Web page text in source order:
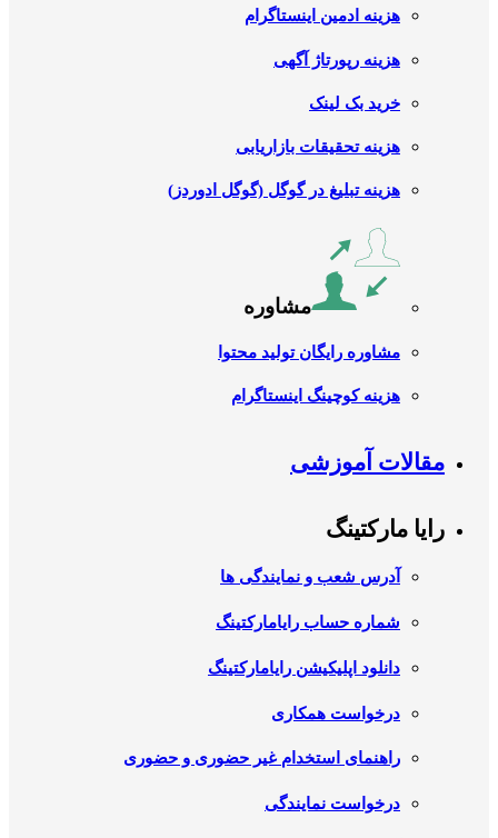
هزینه ادمین اینستاگرام
هزینه رپورتاژ آگهی
خرید بک لینک
هزینه تحقیقات بازاریابی
هزینه تبلیغ در گوگل (گوگل ادوردز)
مشاوره
مشاوره رایگان تولید محتوا
هزینه کوچینگ اینستاگرام
مقالات آموزشی
رایا مارکتینگ
آدرس شعب و نمایندگی ها
شماره حساب رایامارکتینگ
دانلود اپلیکیشن رایامارکتینگ
درخواست همکاری
راهنمای استخدام غیر حضوری و حضوری
درخواست نمایندگی